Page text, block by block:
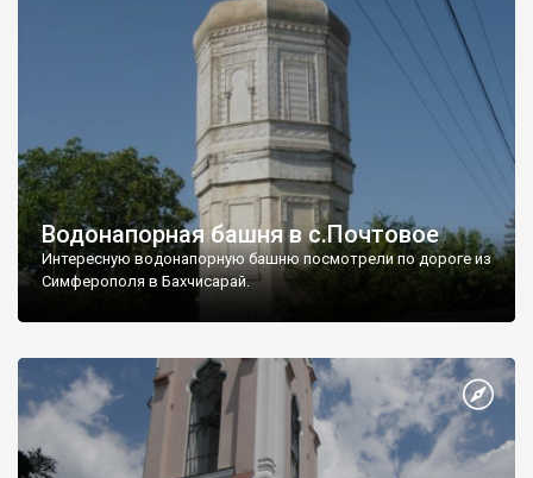
Водонапорная башня в с.Почтовое
Интересную водонапорную башню посмотрели по дороге из
Симферополя в Бахчисарай.